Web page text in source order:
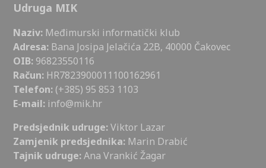
Udruga MIK
Naziv: Međimurski informatički klub
Adresa: Bana Josipa Jelačića 22B, 40000 Čakovec
OIB: 96823550116
Račun: HR7823900011100162961
Telefon: (+385) 95 853 1103
E-mail: info@mik.hr
Predsjednik udruge:Viktor Lazar
Zamjenik predsjednika: Marin Drabić
Tajnik udruge:Ana Vrankić Žagar